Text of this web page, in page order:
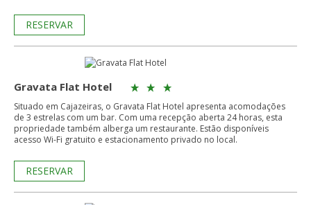
RESERVAR
Gravata Flat Hotel
Situado em Cajazeiras, o Gravata Flat Hotel apresenta acomodações
de 3 estrelas com um bar. Com uma recepção aberta 24 horas, esta
propriedade também alberga um restaurante. Estão disponíveis
acesso Wi-Fi gratuito e estacionamento privado no local.
RESERVAR